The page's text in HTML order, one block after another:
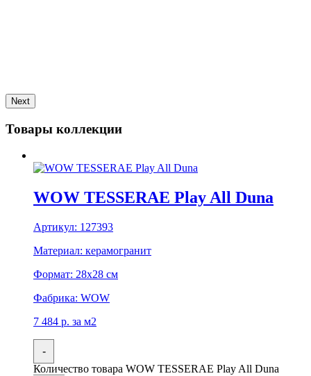
Next
Товары коллекции
WOW TESSERAE Play All Duna
Артикул: 127393
Материал: керамогранит
Формат: 28x28 см
Фабрика: WOW
7 484 р. за м2
-
Количество товара WOW TESSERAE Play All Duna